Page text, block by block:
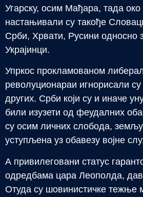
Угарску, осим Мађара, тада
настањивали су такође
Срби, Хрвати, Русини односно
Украјинци.
Упркос прокламованом
револуционараи игнорисали
других. Срби који су и иначе
били изузети од феудалних
су осим личних слобода, земљу
уступљена уз обавезу војне
А привилеговани статус
одредбама цара Леополда,
Отуда су шовинистичке тежње